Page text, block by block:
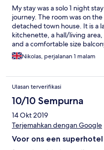
My stay was a solo 1 night
journey. The room was on
detached town house. It is a
kitchenette, a hall/living
and a comfortable size
spotlessly clean with all the
hotel. Parking is off street,
close walking distance. The
The development is gated
Nikolas, perjalanan 1 malam
Ulasan terverifikasi
10/10 Sempurna
14 Okt 2019
Terjemahkan dengan Google
Voor ons een superhotel